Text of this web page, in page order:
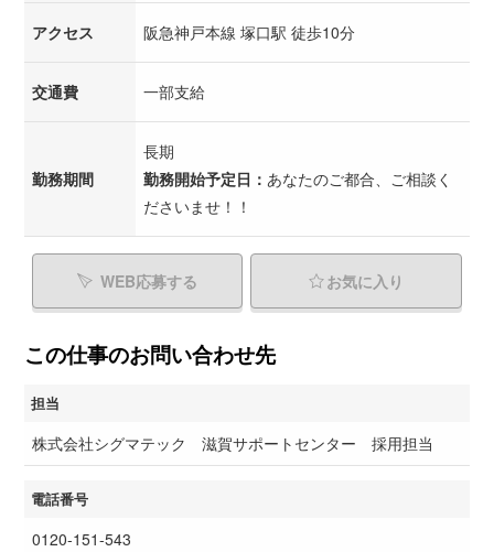
アクセス 阪急神戸本線 塚口駅 徒歩10分
交通費 一部支給
勤務期間
長期
勤務開始予定日： あなたのご都合、ご相談く
ださいませ！！
WEB応募する お気に入り
この仕事のお問い合わせ先
担当
株式会社シグマテック 滋賀サポートセンター 採用担当
電話番号
0120-151-543